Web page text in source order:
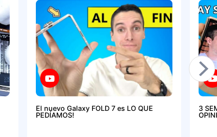
El nuevo Galaxy FOLD 7 es LO QUE
PEDÍAMOS!
3